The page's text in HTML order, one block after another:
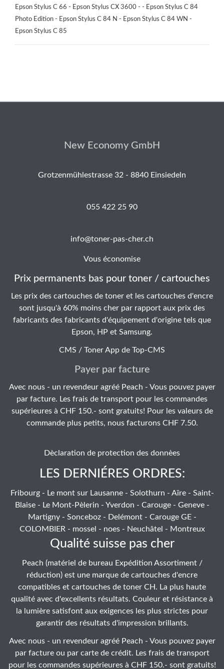
Epson Stylus C 66 - Epson Stylus CX 3600 - - Epson Stylus C 84
Photo Edition - Epson Stylus C 84 N - Epson Stylus C 84 WN -
Epson Stylus C 85
New Economy GmbH
Grotzenmühlestrasse 32 - 8840 Einsiedeln
055 422 25 90
info@toner-pas-cher.ch
Vous économise
Prix permanents bas pour toner / cartouches
Les prix des cartouches de toner et les cartouches d'encre
sont jusqu'à 60% moins cher par rapport aux prix des
fabricants des fabricants d'équipement d'origine tels que
Epson, HP et Samsung.
CMS / Toner App de Top-CMS
Payer par facture
Avec nous - un revendeur agréé Peach - Vous pouvez payer
par facture. Les frais de transport pour les commandes
supérieures à CHF 150.- sont gratuits! Pour les valeurs de
commande plus petits, nous facturons CHF 7.50.
Dèclaration de protection des donnèes
LES DERNIÉRES ORDRES:
Fribourg - Le mont sur Lausanne - Solothurn - Aïre - Saint-
Blaise - Le Mont-Pèlerin - Yverdon - Carouge - Geneve -
Martigny - Sonceboz - Delémont - Carouge GE -
COLOMBIER - mossel - noes - Neuchâtel - Montreux
Qualité suisse pas cher
Peach (matériel de bureau Expédition Assortiment /
réduction) est une marque de cartouches d'encre
compatibles et cartouches de toner CH. La plus haute
qualité avec d'excellents résultats. Couleur et résistance à
la lumière satisfont aux exigences les plus strictes pour
garantir des résultats d'impression brillants.
Avec nous - un revendeur agréé Peach - Vous pouvez payer
par facture ou par carte de crédit. Les frais de transport
pour les commandes supérieures à CHF 150.- sont gratuits!